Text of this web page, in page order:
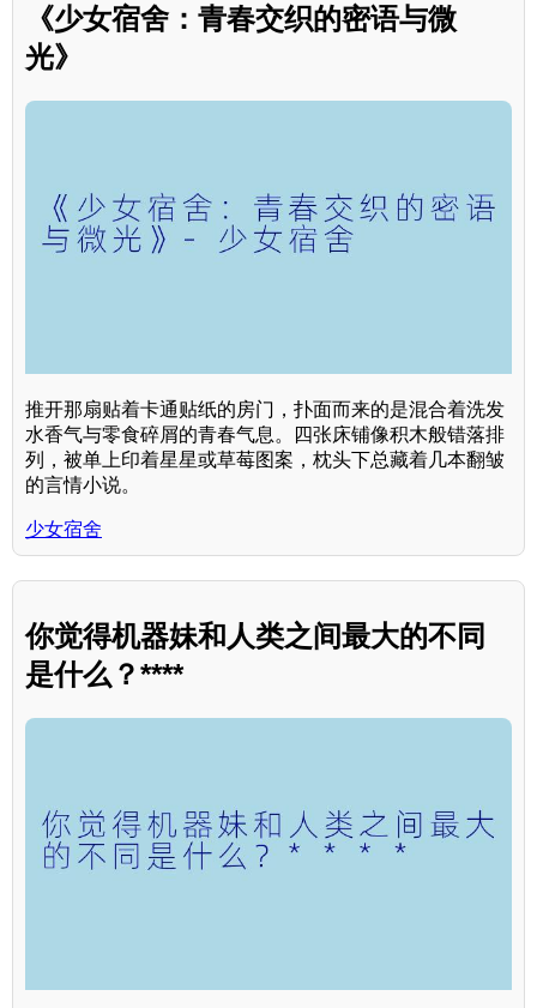
《少女宿舍：青春交织的密语与微
光》
推开那扇贴着卡通贴纸的房门，扑面而来的是混合着洗发
水香气与零食碎屑的青春气息。四张床铺像积木般错落排
列，被单上印着星星或草莓图案，枕头下总藏着几本翻皱
的言情小说。
少女宿舍
你觉得机器妹和人类之间最大的不同
是什么？****